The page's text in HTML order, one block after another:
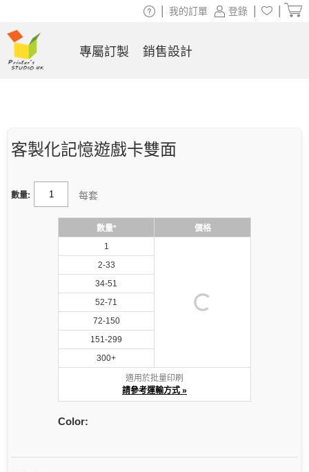
客製化記憶遊戲卡雙面
數量: 每套
數量*
價格
1
2-33
34-51
52-71
72-150
151-299
300+
適用於批量印刷
請參考運輸方式 »
Color:
登錄
我的訂單
專屬訂製 銷售設計